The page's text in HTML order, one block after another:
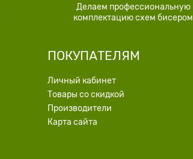
Делаем профессиональную
комплектацию схем бисером
ПОКУПАТЕЛЯМ
Личный кабинет
Товары со скидкой
Производители
Карта сайта